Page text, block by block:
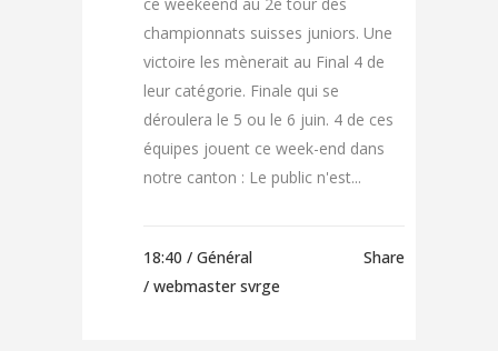
ce weekeend au 2e tour des
championnats suisses juniors. Une
victoire les mènerait au Final 4 de
leur catégorie. Finale qui se
déroulera le 5 ou le 6 juin. 4 de ces
équipes jouent ce week-end dans
notre canton : Le public n'est...
18:40 / Général
/ webmaster svrge
Share